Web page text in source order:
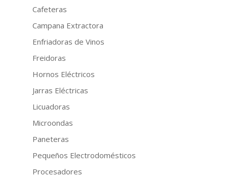
Cafeteras
Campana Extractora
Enfriadoras de Vinos
Freidoras
Hornos Eléctricos
Jarras Eléctricas
Licuadoras
Microondas
Paneteras
Pequeños Electrodomésticos
Procesadores